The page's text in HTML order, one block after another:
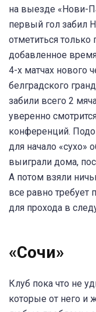
на выезде «Нови-
первый гол забил
отметиться
добавленное
4-х матчах нового
белградского
забили всего 2
уверенно
конференций.
для начало
выиграли дома,
А потом взяли
все равно
для прохода в
«Сочи»
Клуб пока что не
которые от него и